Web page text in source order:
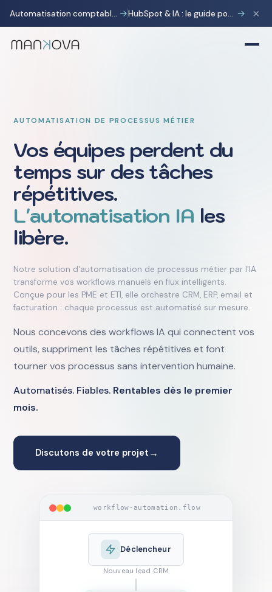
Automatisation comptable avec Pennylane : transformer la charge administrative en avantage stratégique → HubSpot & IA : le guide pour gagner 10 heures par semaine → ×
AUTOMATISATION DE PROCESSUS MÉTIER
Vos équipes perdent du
temps sur des tâches
répétitives.
L'automatisation IA les
libère.
Notre solution d'automatisation de processus métier par l'IA
transforme vos workflows manuels en flux intelligents.
Conçue pour les PME et ETI, elle orchestre CRM, ERP, email et
facturation : chaque processus est automatisé sur mesure.
Nous concevons des workflows IA qui connectent vos
outils, suppriment les tâches répétitives et font
tourner vos processus sans intervention humaine.
Automatisés. Fiables. Rentables dès le premier
mois.
Discutons de votre projet →
workflow-automation.flow